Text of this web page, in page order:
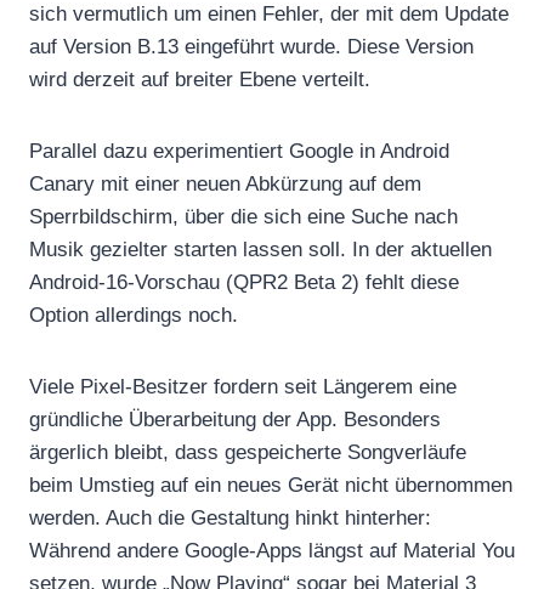
sich vermutlich um einen Fehler, der mit dem Update
auf Version B.13 eingeführt wurde. Diese Version
wird derzeit auf breiter Ebene verteilt.
Parallel dazu experimentiert Google in Android
Canary mit einer neuen Abkürzung auf dem
Sperrbildschirm, über die sich eine Suche nach
Musik gezielter starten lassen soll. In der aktuellen
Android-16-Vorschau (QPR2 Beta 2) fehlt diese
Option allerdings noch.
Viele Pixel-Besitzer fordern seit Längerem eine
gründliche Überarbeitung der App. Besonders
ärgerlich bleibt, dass gespeicherte Songverläufe
beim Umstieg auf ein neues Gerät nicht übernommen
werden. Auch die Gestaltung hinkt hinterher:
Während andere Google-Apps längst auf Material You
setzen, wurde „Now Playing“ sogar bei Material 3